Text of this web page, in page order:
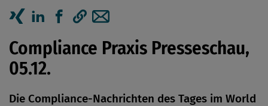
Seiteninhalt
Artikel auf Xing teilen
Artikel auf linkedIn teilen
Artikel auf Facebook teilen
Artikellink kopieren
Artikel per Mail teilen
Compliance Praxis Presseschau,
05.12.
Die Compliance-Nachrichten des Tages im World